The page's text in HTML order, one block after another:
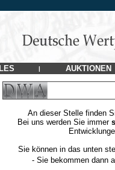
| AUKTIONEN
An dieser Stelle finden
Bei uns werden Sie immer
Sie können in das unten
- Sie bekommen dann